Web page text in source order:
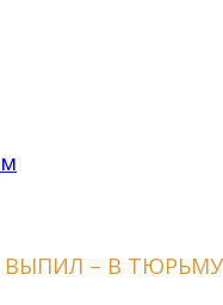
ВЫПИЛ – В ТЮРЬМУ